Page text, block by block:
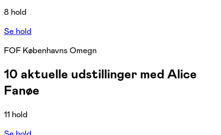
8 hold
Se hold
FOF Københavns Omegn
10 aktuelle udstillinger med Alice
Fanøe
11 hold